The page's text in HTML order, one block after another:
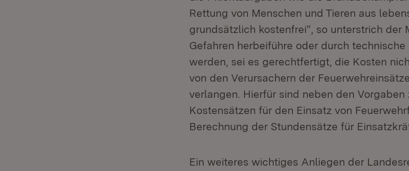
Rettung von Menschen und Tieren aus
grundsätzlich kostenfrei“, so unterstrich der
Gefahren herbeiführe oder durch
werden, sei es gerechtfertigt, die Kosten
von den Verursachern der
verlangen. Hierfür sind neben den
Kostensätzen für den Einsatz von
Berechnung der Stundensätze für
Ein weiteres wichtiges Anliegen der